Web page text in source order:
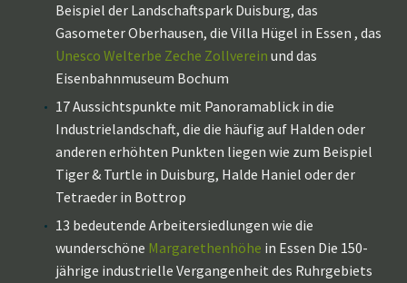
Beispiel der Landschaftspark Duisburg, das
Gasometer Oberhausen, die Villa Hügel in Essen , das
Unesco Welterbe Zeche Zollverein und das
Eisenbahnmuseum Bochum
17 Aussichtspunkte mit Panoramablick in die
Industrielandschaft, die die häufig auf Halden oder
anderen erhöhten Punkten liegen wie zum Beispiel
Tiger & Turtle in Duisburg, Halde Haniel oder der
Tetraeder in Bottrop
13 bedeutende Arbeitersiedlungen wie die
wunderschöne Margarethenhöhe in Essen Die 150-
jährige industrielle Vergangenheit des Ruhrgebiets